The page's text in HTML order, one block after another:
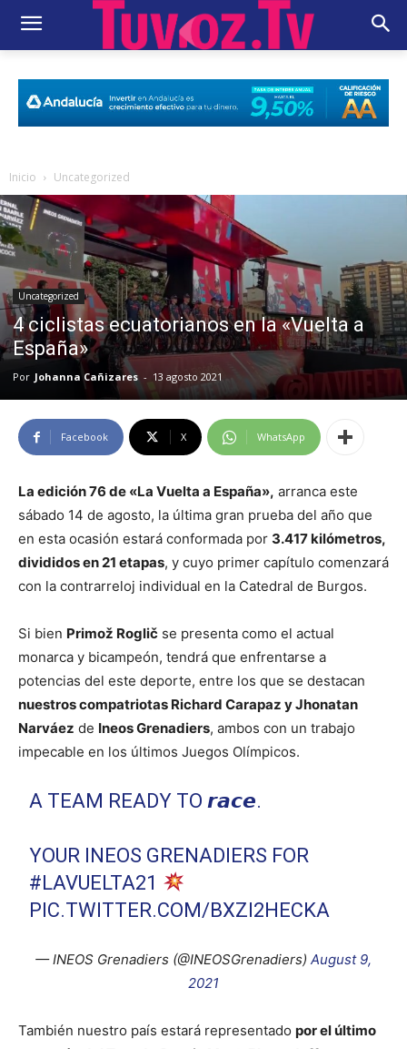
Inicio Uncategorized
Uncategorized
4 ciclistas ecuatorianos en la «Vuelta a
España»
Por Johanna Cañizares - 13 agosto 2021
Facebook X WhatsApp
La edición 76 de «La Vuelta a España», arranca este
sábado 14 de agosto, la última gran prueba del año que
en esta ocasión estará conformada por 3.417 kilómetros,
divididos en 21 etapas, y cuyo primer capítulo comenzará
con la contrarreloj individual en la Catedral de Burgos.
Si bien Primož Roglič se presenta como el actual
monarca y bicampeón, tendrá que enfrentarse a
potencias del este deporte, entre los que se destacan
nuestros compatriotas Richard Carapaz y Jhonatan
Narváez de Ineos Grenadiers, ambos con un trabajo
impecable en los últimos Juegos Olímpicos.
A TEAM READY TO 𝙧𝙖𝙘𝙚.
YOUR INEOS GRENADIERS FOR
#LAVUELTA21
PIC.TWITTER.COM/BXZI2HECKA
— INEOS Grenadiers (@INEOSGrenadiers) August 9,
2021
También nuestro país estará representado por el último